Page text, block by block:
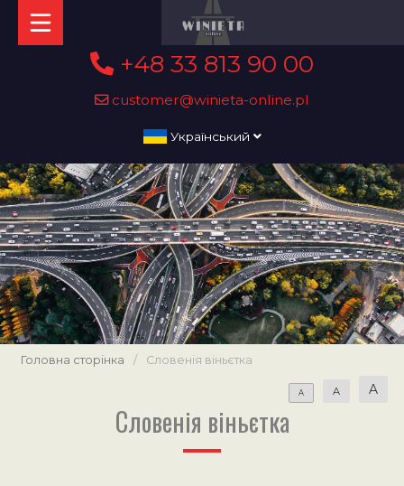
+48 33 813 90 00
customer@winieta-online.pl
Український
Головна сторінка / Словенія віньєтка
A A A
Словенія віньєтка